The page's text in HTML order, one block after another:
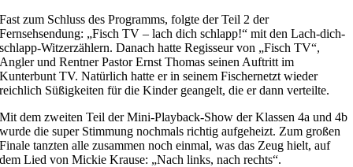
Fast zum Schluss des Programms, folgte der Teil 2 der
Fernsehsendung: „Fisch TV – lach dich schlapp!“ mit den Lach-dich-
schlapp-Witzerzählern. Danach hatte Regisseur von „Fisch TV“,
Angler und Rentner Pastor Ernst Thomas seinen Auftritt im
Kunterbunt TV. Natürlich hatte er in seinem Fischernetzt wieder
reichlich Süßigkeiten für die Kinder geangelt, die er dann verteilte.
Mit dem zweiten Teil der Mini-Playback-Show der Klassen 4a und 4b
wurde die super Stimmung nochmals richtig aufgeheizt. Zum großen
Finale tanzten alle zusammen noch einmal, was das Zeug hielt, auf
dem Lied von Mickie Krause: „Nach links, nach rechts“.